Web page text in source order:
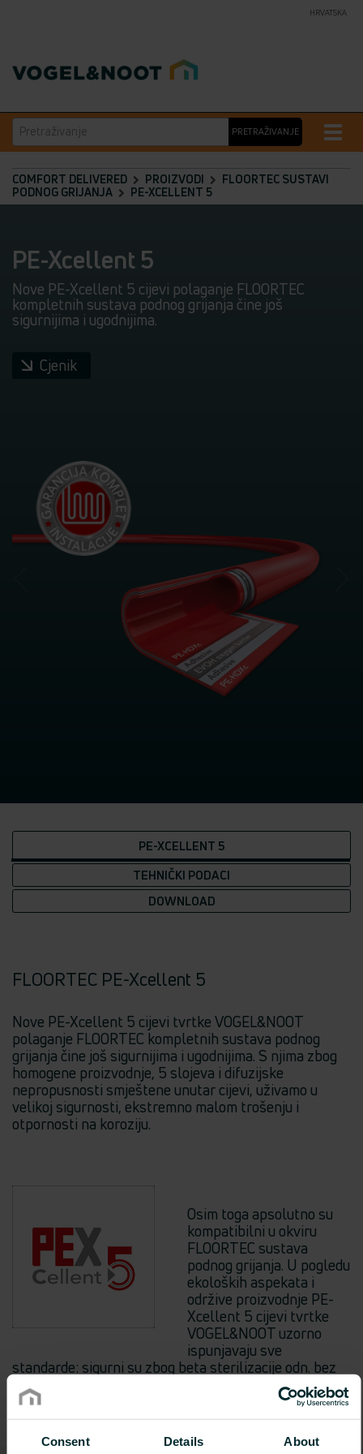
Consent Details About
HRVATSKA
Pretraživanje PRETRAŽIVANJE
Toggle
COMFORT DELIVERED PROIZVODI
FLOORTEC SUSTAVI
PODNOG GRIJANJA
PE-XCELLENT 5
PE-Xcellent 5
Nove PE-Xcellent 5 cijevi polaganje FLOORTEC
kompletnih sustava podnog grijanja čine još
sigurnijima i ugodnijima.
Cjenik
PE-XCELLENT 5
TEHNIČKI PODACI
DOWNLOAD
FLOORTEC PE-Xcellent 5
Nove PE-Xcellent 5 cijevi tvrtke VOGEL&NOOT
polaganje FLOORTEC kompletnih sustava podnog
grijanja čine još sigurnijima i ugodnijima. S njima zbog
homogene proizvodnje, 5 slojeva i difuzijske
nepropusnosti smještene unutar cijevi, uživamo u
velikoj sigurnosti, ekstremno malom trošenju i
otpornosti na koroziju.
Osim toga apsolutno su
kompatibilni u okviru
FLOORTEC sustava
podnog grijanja. U pogledu
ekoloških aspekata i
održive proizvodnje PE-
Xcellent 5 cijevi tvrtke
VOGEL&NOOT uzorno
ispunjavaju sve
standarde: sigurni su zbog beta sterilizacije odn. bez
kemijskih dodataka ili industrijskih nusproizvoda.